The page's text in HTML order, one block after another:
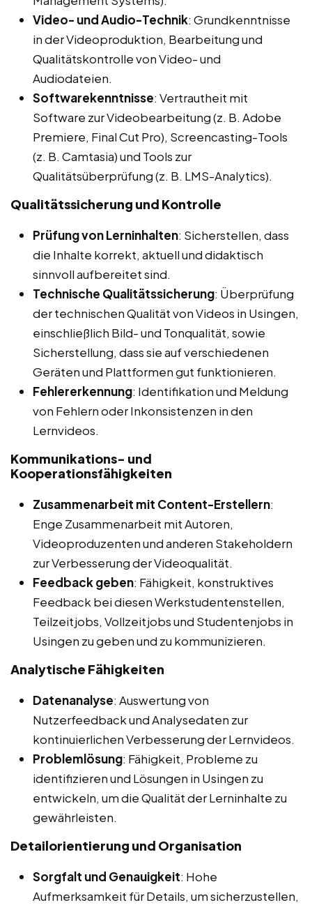
Video- und Audio-Technik: Grundkenntnisse
in der Videoproduktion, Bearbeitung und
Qualitätskontrolle von Video- und
Audiodateien.
Softwarekenntnisse: Vertrautheit mit
Software zur Videobearbeitung (z. B. Adobe
Premiere, Final Cut Pro), Screencasting-Tools
(z. B. Camtasia) und Tools zur
Qualitätsüberprüfung (z. B. LMS-Analytics).
Qualitätssicherung und Kontrolle
Prüfung von Lerninhalten: Sicherstellen, dass
die Inhalte korrekt, aktuell und didaktisch
sinnvoll aufbereitet sind.
Technische Qualitätssicherung: Überprüfung
der technischen Qualität von Videos in Usingen,
einschließlich Bild- und Tonqualität, sowie
Sicherstellung, dass sie auf verschiedenen
Geräten und Plattformen gut funktionieren.
Fehlererkennung: Identifikation und Meldung
von Fehlern oder Inkonsistenzen in den
Lernvideos.
Kommunikations- und
Kooperationsfähigkeiten
Zusammenarbeit mit Content-Erstellern:
Enge Zusammenarbeit mit Autoren,
Videoproduzenten und anderen Stakeholdern
zur Verbesserung der Videoqualität.
Feedback geben: Fähigkeit, konstruktives
Feedback bei diesen Werkstudentenstellen,
Teilzeitjobs, Vollzeitjobs und Studentenjobs in
Usingen zu geben und zu kommunizieren.
Analytische Fähigkeiten
Datenanalyse: Auswertung von
Nutzerfeedback und Analysedaten zur
kontinuierlichen Verbesserung der Lernvideos.
Problemlösung: Fähigkeit, Probleme zu
identifizieren und Lösungen in Usingen zu
entwickeln, um die Qualität der Lerninhalte zu
gewährleisten.
Detailorientierung und Organisation
Sorgfalt und Genauigkeit: Hohe
Aufmerksamkeit für Details, um sicherzustellen,